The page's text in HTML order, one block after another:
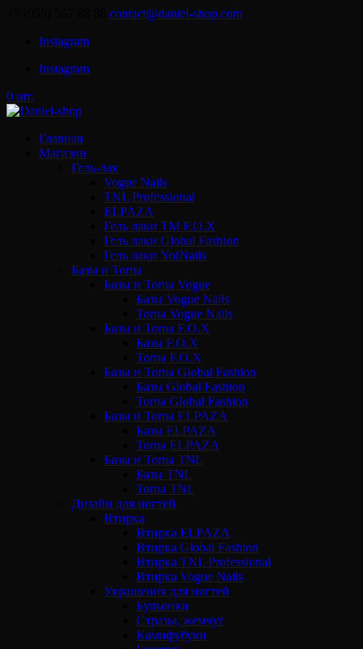
contact@daniel-shop.com
Instagram
Instagram
0 шт.
Главная
Магазин
Гель-лак
Vogue Nails
TNL Professional
ELPAZA
Гель лаки ТМ F.O.X
Гель лаки Global Fashion
Гель лаки Yo!Nails
Базы и Топы
Базы и Топы Vogue
Базы Vogue Nails
Топы Vogue Nails
Базы и Топы F.O.X
Базы F.O.X
Топы F.O.X
Базы и Топы Global Fashion
Базы Global Fashion
Топы Global Fashion
Базы и Топы ELPAZA
Базы ELPAZA
Топы ELPAZA
Базы и Топы TNL
Базы TNL
Топы TNL
Дизайн для ногтей
Втирка
Втирка ELPAZA
Втирка Global Fashion
Втирка TNL Professional
Втирка Vogue Nails
Украшения для ногтей
Бульонки
Стразы, жемчуг
Камифубуки